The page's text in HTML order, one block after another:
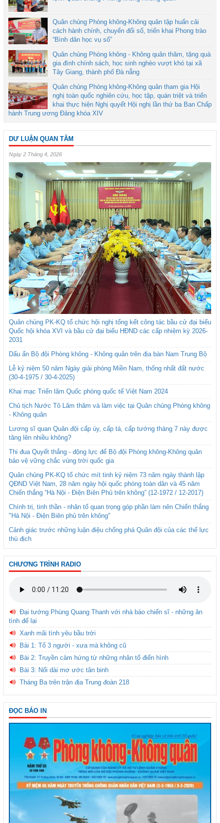
Quân chủng Phòng không-Không quân tập huấn cải
cách hành chính, chuyển đổi số, triển khai Phong trào
“Bình dân học vụ số”
Quân chủng Phòng không - Không quân thăm, tặng quà
gia đình chính sách, học sinh nghèo vượt khó tại xã
Tây Giang, thành phố Đà nẵng
Quân chủng Phòng không-Không quân tham gia Hội
nghị toàn quốc nghiên cứu, học tập, quán triệt và triển
khai thực hiện Nghị quyết Hội nghị lần thứ ba Ban Chấp
hành Trung ương Đảng khóa XIV
DƯ LUẬN QUAN TÂM
Ngày 2 Tháng 4, 2026
Quân chủng PK-KQ tổ chức hội nghị tổng kết công tác bầu cử đại biểu
Quốc hội khóa XVI và bầu cử đại biểu HĐND các cấp nhiệm kỳ 2026-
2031
Dấu ấn Bộ đội Phòng không - Không quân trên địa bàn Nam Trung Bộ
Lễ kỷ niệm 50 năm Ngày giải phóng Miền Nam, thống nhất đất nước
(30-4-1975 / 30-4-2025)
Khai mạc Triển lãm Quốc phòng quốc tế Việt Nam 2024
Chủ tịch Nước Tô Lâm thăm và làm việc tại Quân chủng Phòng không
- Không quân
Lương sĩ quan Quân đội cấp úy, cấp tá, cấp tướng tháng 7 này được
tăng lên nhiều không?
Thi đua Quyết thắng - động lực để Bộ đội Phòng không-Không quân
bảo vệ vững chắc vùng trời quốc gia
Quân chủng PK-KQ tổ chức mít tinh kỷ niệm 73 năm ngày thành lập
QĐND Việt Nam, 28 năm ngày hội quốc phòng toàn dân và 45 năm
Chiến thắng “Hà Nội - Điện Biên Phủ trên không” (12-1972 / 12-2017)
Chính trị, tinh thần - nhân tố quan trọng góp phần làm nên Chiến thắng
"Hà Nội - Điện Biên phủ trên không"
Cảnh giác trước những luận điệu chống phá Quân đội của các thế lực
thù địch
CHƯƠNG TRÌNH RADIO
Đại tướng Phùng Quang Thanh với nhà báo chiến sĩ - những ân
tình để lại
Xanh mãi tình yêu bầu trời
Bài 1: Tổ 3 người - xưa mà không cũ
Bài 2: Truyền cảm hứng từ những nhân tố điển hình
Bài 3: Nối dài mơ ước tân binh
Tháng Ba trên trận địa Trung đoàn 218
ĐỌC BÁO IN